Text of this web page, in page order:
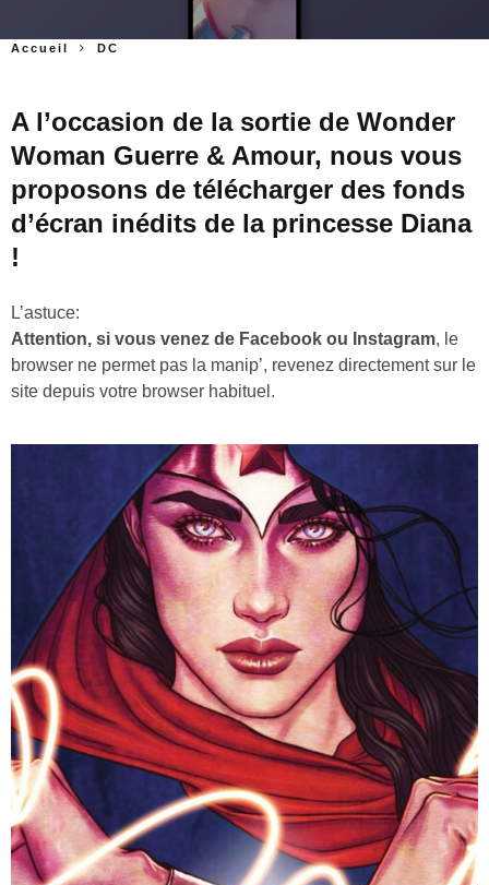
Accueil DC
A l’occasion de la sortie de Wonder
Woman Guerre & Amour, nous vous
proposons de télécharger des fonds
d’écran inédits de la princesse Diana
!
L’astuce:
Attention, si vous venez de Facebook ou Instagram, le
browser ne permet pas la manip’, revenez directement sur le
site depuis votre browser habituel.